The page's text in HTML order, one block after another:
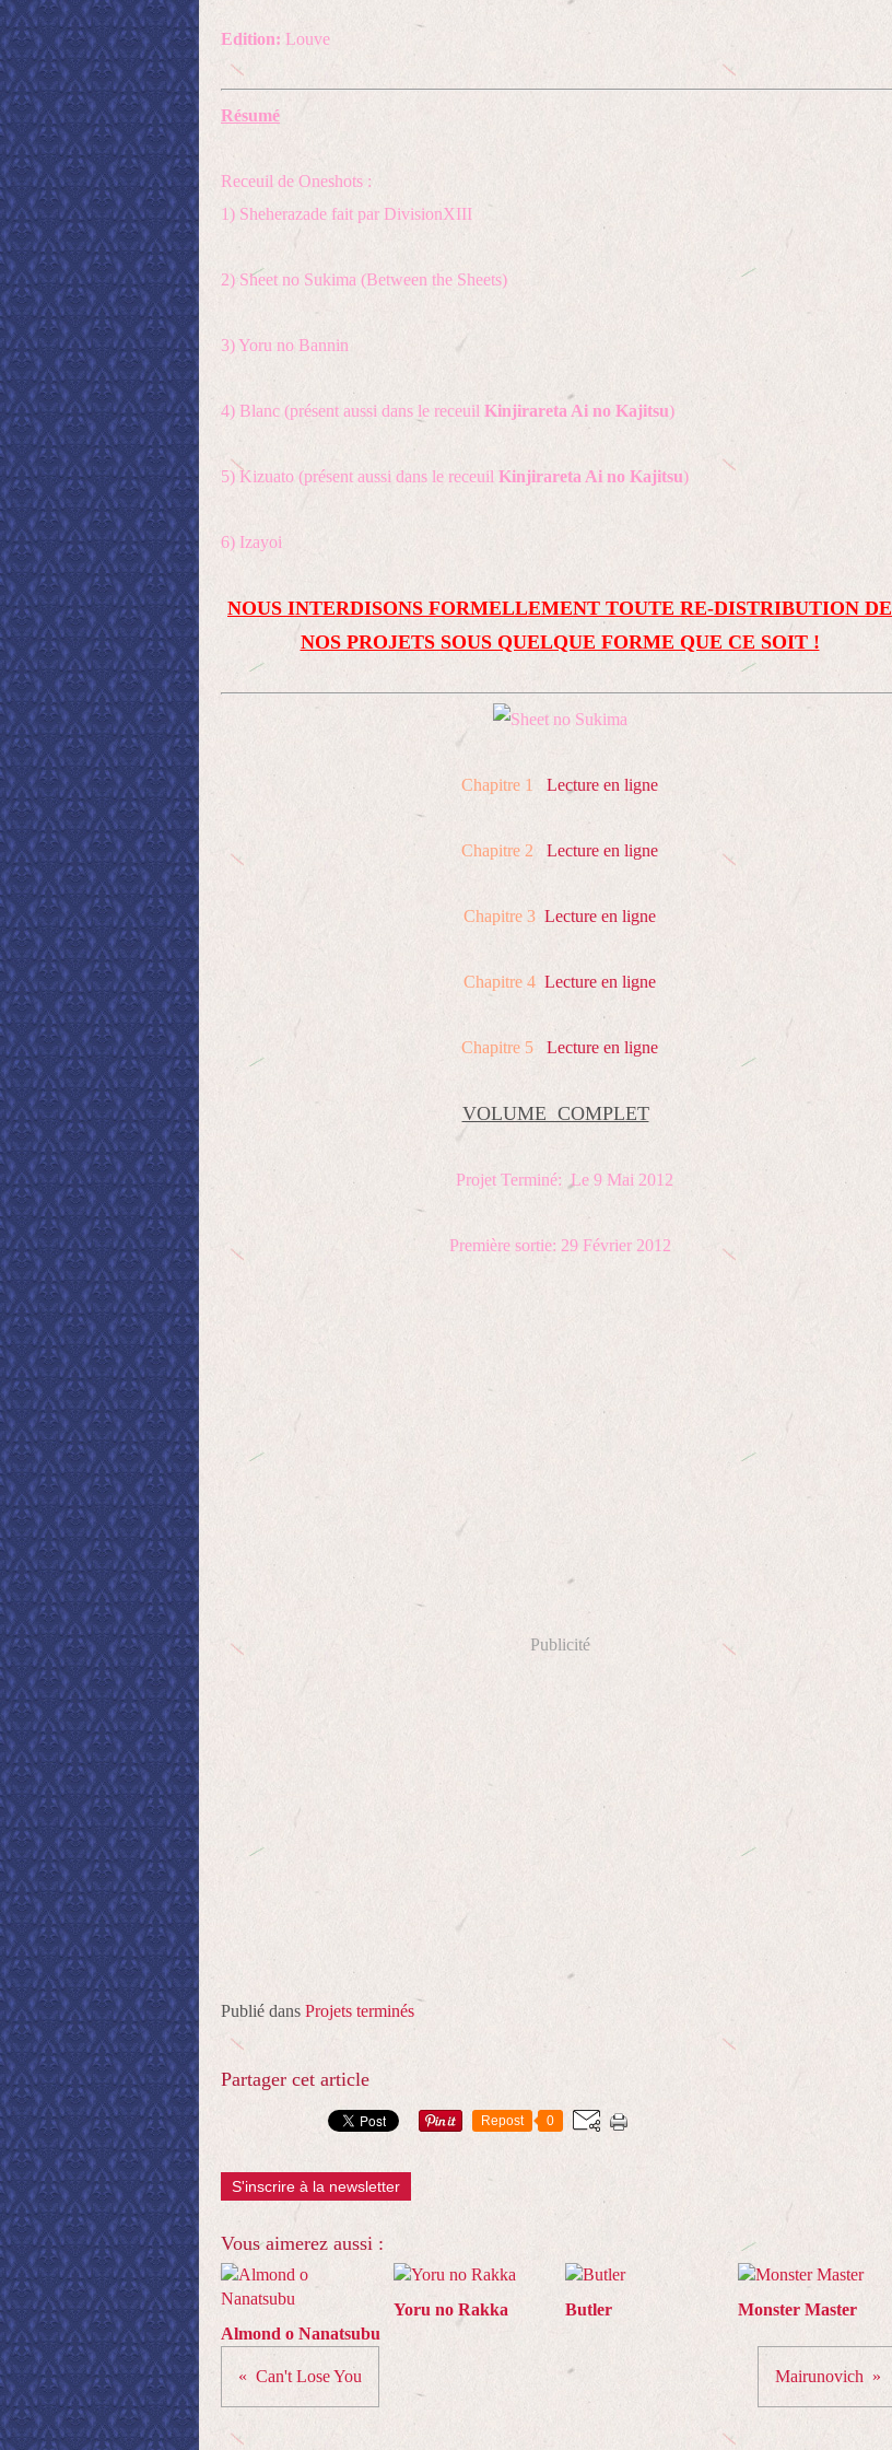
Edition: Louve
Résumé
Receuil de Oneshots :
1) Sheherazade fait par DivisionXIII
2) Sheet no Sukima (Between the Sheets)
3) Yoru no Bannin
4) Blanc (présent aussi dans le receuil Kinjirareta Ai no Kajitsu)
5) Kizuato (présent aussi dans le receuil Kinjirareta Ai no Kajitsu)
6) Izayoi
NOUS INTERDISONS FORMELLEMENT TOUTE RE-DISTRIBUTION DE
NOS PROJETS SOUS QUELQUE FORME QUE CE SOIT !
Chapitre 1 Lecture en ligne
Chapitre 2 Lecture en ligne
Chapitre 3 Lecture en ligne
Chapitre 4 Lecture en ligne
Chapitre 5 Lecture en ligne
VOLUME COMPLET
Projet Terminé: Le 9 Mai 2012
Première sortie: 29 Février 2012
Publicité
Publié dans Projets terminés
Partager cet article
Repost 0
S'inscrire à la newsletter
Vous aimerez aussi :
Almond o Nanatsubu
Yoru no Rakka Butler Monster Master
Can't Lose You Mairunovich